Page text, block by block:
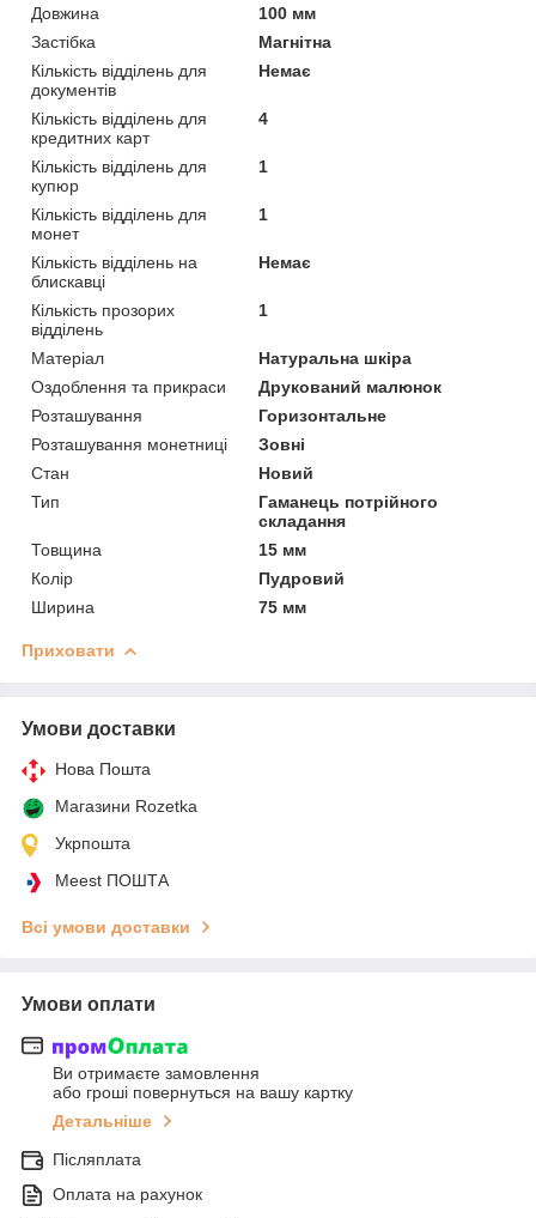
Довжина
100 мм
Застібка
Магнітна
Кількість відділень для
документів
Немає
Кількість відділень для
кредитних карт
4
Кількість відділень для
купюр
1
Кількість відділень для
монет
1
Кількість відділень на
блискавці
Немає
Кількість прозорих
відділень
1
Матеріал
Натуральна шкіра
Оздоблення та прикраси
Друкований малюнок
Розташування
Горизонтальне
Розташування монетниці
Зовні
Стан
Новий
Тип
Гаманець потрійного
складання
Товщина
15 мм
Колір
Пудровий
Ширина
75 мм
Приховати
Умови доставки
Нова Пошта
Магазини Rozetka
Укрпошта
Meest ПОШТА
Всі умови доставки
Умови оплати
Ви отримаєте замовлення
або гроші повернуться на вашу картку
Детальніше
Післяплата
Оплата на рахунок